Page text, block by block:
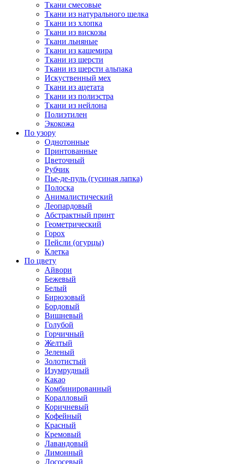
Ткани смесовые
Ткани из натурального шелка
Ткани из хлопка
Ткани из вискозы
Ткани льняные
Ткани из кашемира
Ткани из шерсти
Ткани из шерсти альпака
Искуственный мех
Ткани из ацетата
Ткани из полиэстра
Ткани из нейлона
Полиэтилен
Экокожа
По узору
Однотонные
Принтованные
Цветочный
Рубчик
Пье-де-пуль (гусиная лапка)
Полоска
Анималистический
Леопардовый
Абстрактный принт
Геометрический
Горох
Пейсли (огурцы)
Клетка
По цвету
Айвори
Бежевый
Белый
Бирюзовый
Бордовый
Вишневый
Голубой
Горчичный
Желтый
Зеленый
Золотистый
Изумрудный
Какао
Комбинированный
Коралловый
Коричневый
Кофейный
Красный
Кремовый
Лавандовый
Лимонный
Лососевый